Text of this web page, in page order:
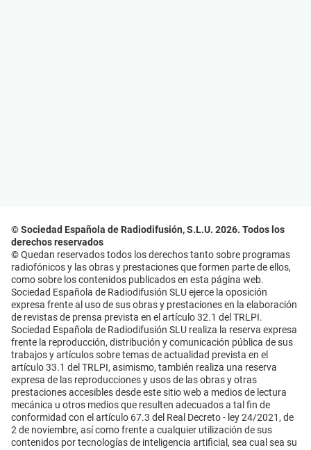
© Sociedad Española de Radiodifusión, S.L.U. 2026. Todos los
derechos reservados
© Quedan reservados todos los derechos tanto sobre programas
radiofónicos y las obras y prestaciones que formen parte de ellos,
como sobre los contenidos publicados en esta página web.
Sociedad Española de Radiodifusión SLU ejerce la oposición
expresa frente al uso de sus obras y prestaciones en la elaboración
de revistas de prensa prevista en el artículo 32.1 del TRLPI.
Sociedad Española de Radiodifusión SLU realiza la reserva expresa
frente la reproducción, distribución y comunicación pública de sus
trabajos y artículos sobre temas de actualidad prevista en el
artículo 33.1 del TRLPI, asimismo, también realiza una reserva
expresa de las reproducciones y usos de las obras y otras
prestaciones accesibles desde este sitio web a medios de lectura
mecánica u otros medios que resulten adecuados a tal fin de
conformidad con el artículo 67.3 del Real Decreto - ley 24/2021, de
2 de noviembre, así como frente a cualquier utilización de sus
contenidos por tecnologías de inteligencia artificial, sea cual sea su